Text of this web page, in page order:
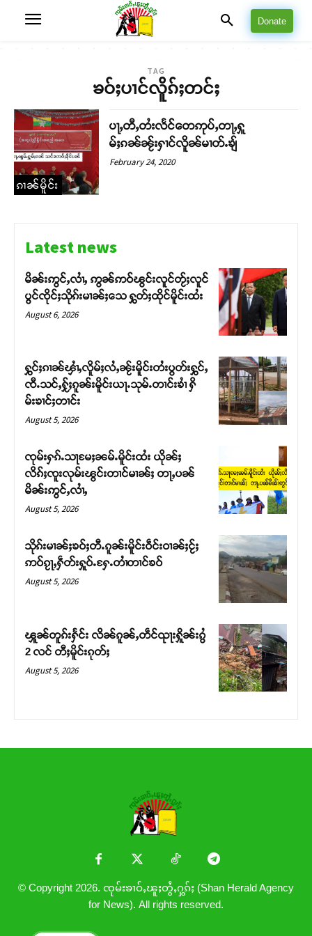
တႃႇႁႂ်ႈသဵင်ၵၢင်ၸႂ်ၵူၼ်းမိူင်း ၵူႈတီႈၵူႈလႅၼ်ပေႃးတေၸွ
တ်ႇ တူဝ်ႈလုမ်ႈၾႃႉၼၼ်ႉ ၶဝ်ႈႁူမ်ႈၵမ်ႉထႅမ် ၸုမ်းၶၢ
ဝ်ႇၽူႈတွႆႇႁွၵ်ႈ လႆႈယူႇၶႃႈဢေႃႈ။
Donate
TAG
ၶဝ်ႈပၢင်လိူၵ်ႈတင်ႈ
ၵၢၼ်မိူင်း
ပႃႇတီႇတႆးလႅင်တေဢုပ်ႇတႃႇႁူ
မ်ႈၵၼ်ၼႂ်းႁၢင်လိူၼ်မၢတ်ႉၶျ်
February 24, 2020
Latest news
မိၼ်းဢွင်ႇလၢႆႇ ဢွၼ်ဢဝ်ၽွင်းလူင်တႂ်ႈလူင်
ပွင်ၸိုင်ႈသိုၵ်းမၢၼ်ႈသေ ႁွတ်ႈထိုင်မိူင်းထႆး
August 6, 2026
ႁွင်ႈၵၢၼ်ၾၢႆႇလိူမ်ႈလႆႇၼႂ်းမိူင်းတႆးပွတ်းႁွင်ႇ
ၸီႉသင်ႇႁႂ်ႈၵူၼ်းမိူင်းယႃႉသုမ်ႉတၢင်းၶၢႆ ႁိ
မ်းၶၢင်ႈတၢင်း
August 5, 2026
ၸုမ်းႁၵ်ႉသႃမႄႈၼမ်ႉမိူင်းထႆး ယိုၼ်ႈ
လိၵ်ႈၸူးလုမ်းၽွင်းတၢင်မၢၼ်ႈ တႃႇပၼ်
မိၼ်းဢွင်ႇလၢႆႇ
August 5, 2026
သိုၵ်းမၢၼ်ႈၶဝ်ႈတီႉၵူၼ်းမိူင်းဝဵင်းဝၢၼ်ႈငႂ်ႈ
ဢဝ်ၵႂႃႇႁဵတ်းႁူဝ်ႉႁႄႉတၢႆတၢင်ၶဝ်
August 5, 2026
ၾူၼ်တူၵ်းႁႅင်း လိၼ်ၵူၼ်ႇတဵင်ၺႃးႁိူၼ်းၵွႆ
2 လင် တီႈမိူင်းၵုတ်ႈ
August 5, 2026
© Copyright 2026. ၸုမ်းၶၢဝ်ႇၽူႈတွႆႇႁွၵ်ႈ (Shan Herald Agency
for News). All rights reserved.